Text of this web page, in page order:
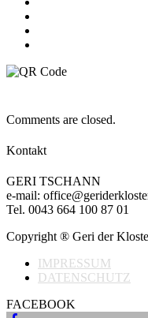
Comments are closed.
Kontakt
GERI TSCHANN
e-mail:
Tel. 0043 664 100 87 01
Copyright ® Geri der
IMPRESSUM
DATENSCHUTZ
FACEBOOK